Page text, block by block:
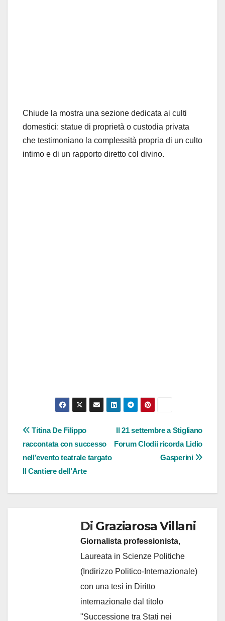
Chiude la mostra una sezione dedicata ai culti
domestici: statue di proprietà o custodia privata
che testimoniano la complessità propria di un culto
intimo e di un rapporto diretto col divino.
Navigazione
articoli
Il 21 settembre a Stigliano
Forum Clodii ricorda Lidio
Gasperini
Titina De Filippo
raccontata con successo
nell’evento teatrale targato
Il Cantiere dell’Arte
Di Graziarosa Villani
Giornalista professionista,
Laureata in Scienze Politiche
(Indirizzo Politico-Internazionale)
con una tesi in Diritto
internazionale dal titolo
"Successione tra Stati nei